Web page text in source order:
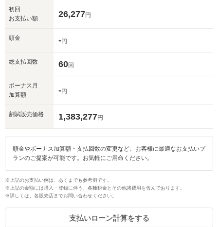
初回
お支払い額
26,277円
頭金 -円
総支払回数 60回
ボーナス月
加算額
-円
割賦販売価格 1,383,277円
頭金やボーナス加算額・支払回数の変更など、お客様に最適なお支払いプ
ランのご提案が可能です。お気軽にご用命ください。
※上記のお支払い例は、あくまでも参考例です。
※上記の金額には購入・登録に伴う、各種税金とその他諸費用を含んでおります。
※詳しくは、各販売店までお問い合わせください。
支払いローン計算をする